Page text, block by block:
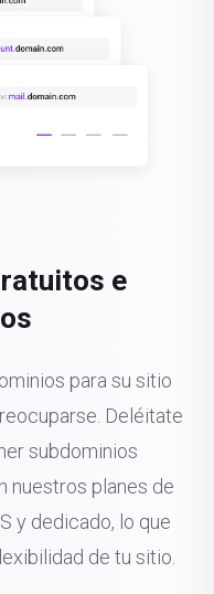
e
para su sitio
Deléitate
subdominios
nuestros planes de
y dedicado, lo que
de tu sitio.